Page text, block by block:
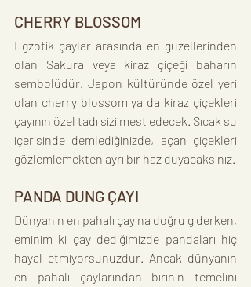
CHERRY BLOSSOM
Egzotik çaylar arasında en güzellerinden
olan Sakura veya kiraz çiçeği baharın
sembolüdür. Japon kültüründe özel yeri
olan cherry blossom ya da kiraz çiçekleri
çayının özel tadı sizi mest edecek. Sıcak su
içerisinde demlediğinizde, açan çiçekleri
gözlemlemekten ayrı bir haz duyacaksınız.
PANDA DUNG ÇAYI
Dünyanın en pahalı çayına doğru giderken,
eminim ki çay dediğimizde pandaları hiç
hayal etmiyorsunuzdur. Ancak dünyanın
en pahalı çaylarından birinin temelini